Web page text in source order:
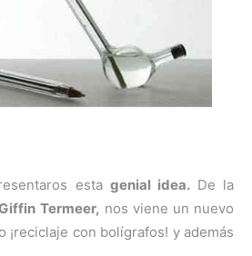
esta genial idea.De la
Termeer, nos viene un nuevo
¡reciclaje con bolígrafos! y además